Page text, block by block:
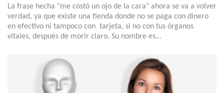
La frase hecha "me costó un ojo de la cara" ahora se va a volver
verdad, ya que existe una tienda donde no se paga con dinero
en efectivo ni tampoco con tarjeta, si no con tus órganos
vitales, después de morir claro. Su nombre es…